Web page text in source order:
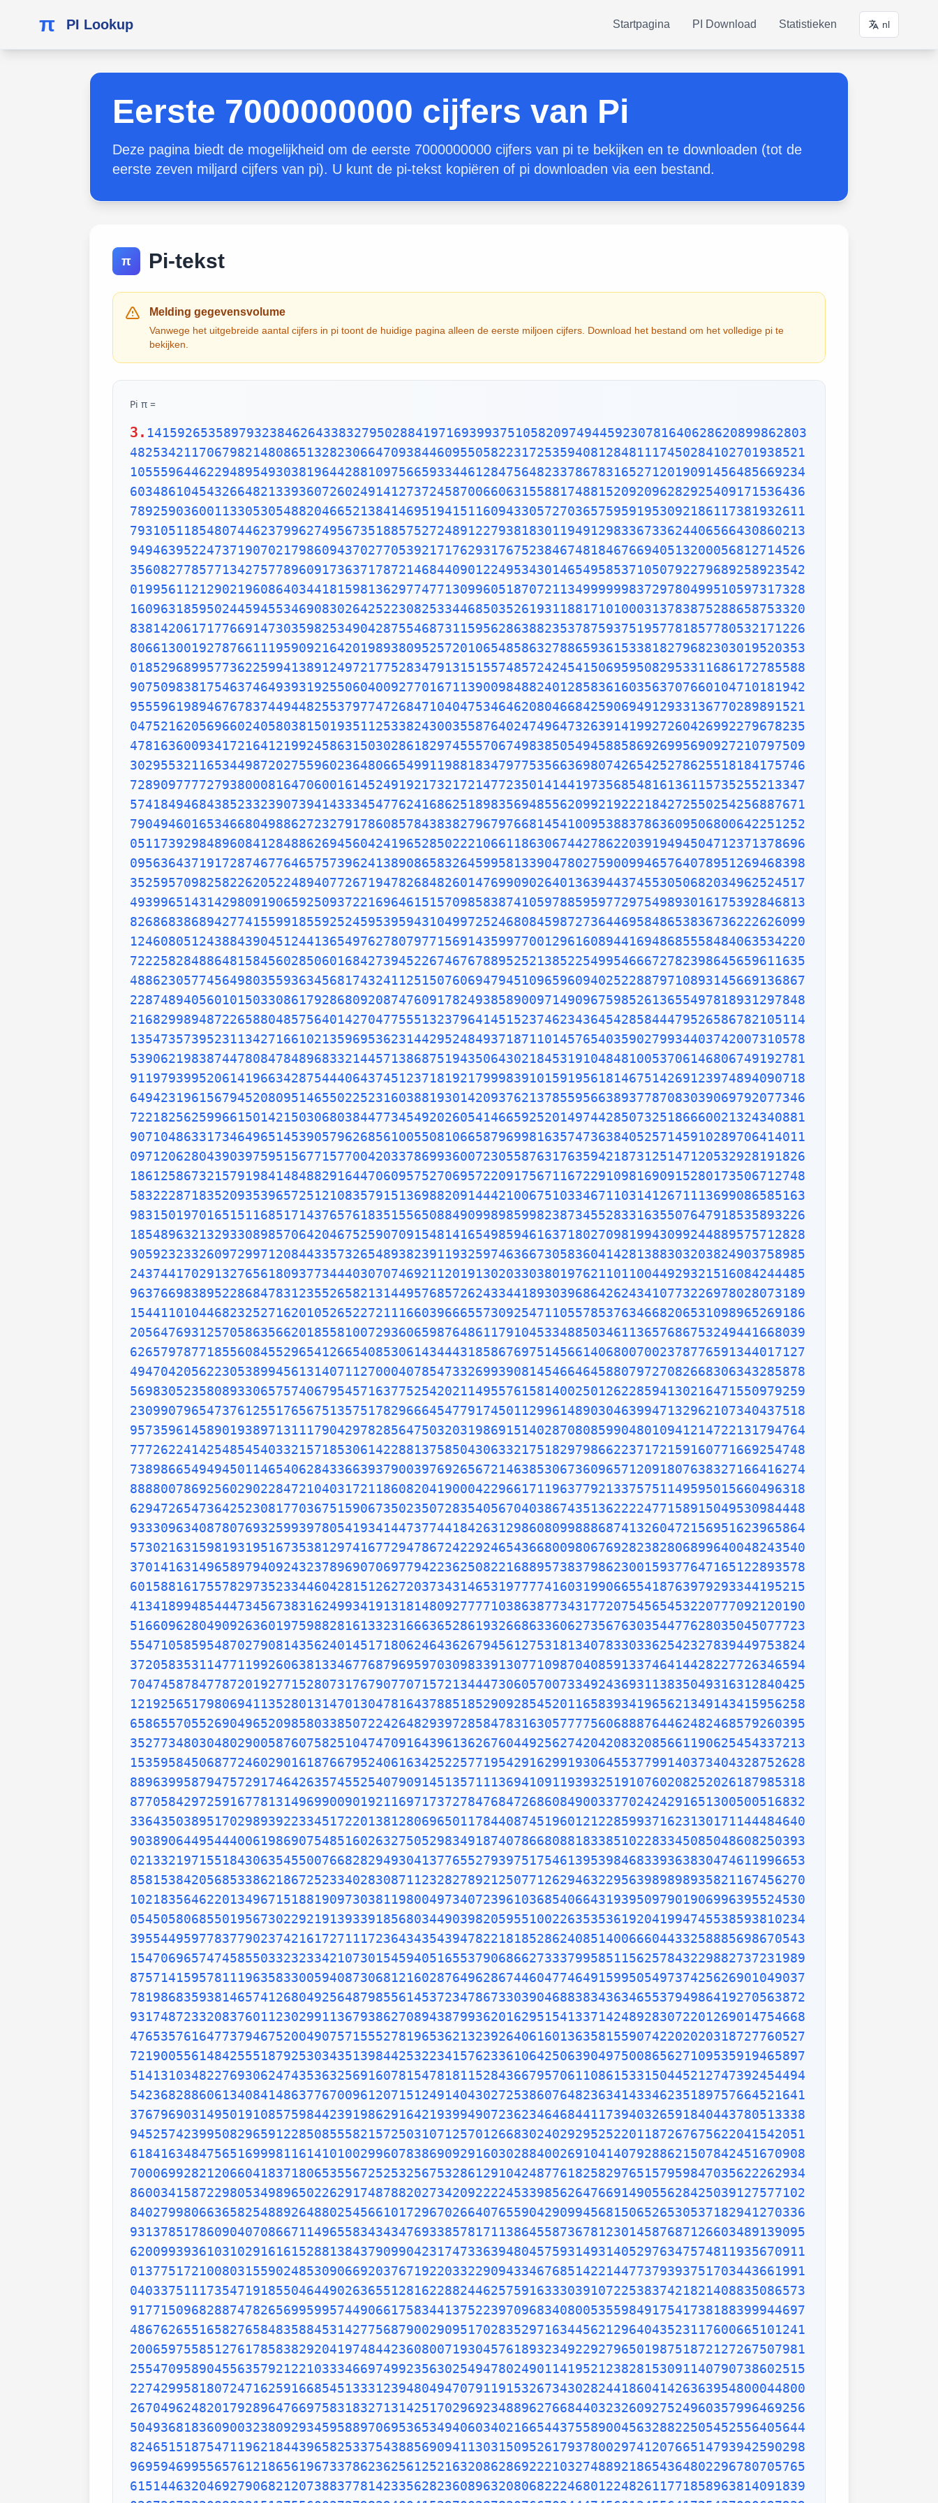
π PI Lookup Startpagina PI Download Statistieken nl
Eerste 7000000000 cijfers van Pi
Deze pagina biedt de mogelijkheid om de eerste 7000000000 cijfers van pi te bekijken en te downloaden (tot de
eerste zeven miljard cijfers van pi). U kunt de pi-tekst kopiëren of pi downloaden via een bestand.
π Pi-tekst
Melding gegevensvolume
Vanwege het uitgebreide aantal cijfers in pi toont de huidige pagina alleen de eerste miljoen cijfers. Download het bestand om het volledige pi te
bekijken.
Pi π =
3. 1415926535897932384626433832795028841971693993751058209749445923078164062862089986280348253421170679821480865132823066470938446095505822317253594081284811174502841027019385211055596446229489549303819644288109756659334461284756482337867831652712019091456485669234603486104543266482133936072602491412737245870066063155881748815209209628292540917153643678925903600113305305488204665213841469519415116094330572703657595919530921861173819326117931051185480744623799627495673518857527248912279381830119491298336733624406566430860213949463952247371907021798609437027705392171762931767523846748184676694051320005681271452635608277857713427577896091736371787214684409012249534301465495853710507922796892589235420199561121290219608640344181598136297747713099605187072113499999983729780499510597317328160963185950244594553469083026425223082533446850352619311881710100031378387528865875332083814206171776691473035982534904287554687311595628638823537875937519577818577805321712268066130019278766111959092164201989380952572010654858632788659361533818279682303019520353018529689957736225994138912497217752834791315155748572424541506959508295331168617278558890750983817546374649393192550604009277016711390098488240128583616035637076601047101819429555961989467678374494482553797747268471040475346462080466842590694912933136770289891521047521620569660240580381501935112533824300355876402474964732639141992726042699227967823547816360093417216412199245863150302861829745557067498385054945885869269956909272107975093029553211653449872027559602364806654991198818347977535663698074265425278625518184175746728909777727938000816470600161452491921732172147723501414419735685481613611573525521334757418494684385233239073941433345477624168625189835694855620992192221842725502542568876717904946016534668049886272327917860857843838279679766814541009538837863609506800642251252051173929848960841284886269456042419652850222106611863067442786220391949450471237137869609563643719172874677646575739624138908658326459958133904780275900994657640789512694683983525957098258226205224894077267194782684826014769909026401363944374553050682034962524517493996514314298091906592509372216964615157098583874105978859597729754989301617539284681382686838689427741559918559252459539594310499725246808459872736446958486538367362226260991246080512438843904512441365497627807977156914359977001296160894416948685558484063534220722258284886481584560285060168427394522674676788952521385225499546667278239864565961163548862305774564980355936345681743241125150760694794510965960940252288797108931456691368672287489405601015033086179286809208747609178249385890097149096759852613655497818931297848216829989487226588048575640142704775551323796414515237462343645428584447952658678210511413547357395231134271661021359695362314429524849371871101457654035902799344037420073105785390621983874478084784896833214457138687519435064302184531910484810053706146806749192781911979399520614196634287544406437451237181921799983910159195618146751426912397489409071864942319615679452080951465502252316038819301420937621378559566389377870830390697920773467221825625996615014215030680384477345492026054146659252014974428507325186660021324340881907104863317346496514539057962685610055081066587969981635747363840525714591028970641401109712062804390397595156771577004203378699360072305587631763594218731251471205329281918261861258673215791984148488291644706095752706957220917567116722910981690915280173506712748583222871835209353965725121083579151369882091444210067510334671103141267111369908658516398315019701651511685171437657618351556508849099898599823873455283316355076479185358932261854896321329330898570642046752590709154814165498594616371802709819943099244889575712828905923233260972997120844335732654893823911932597463667305836041428138830320382490375898524374417029132765618093773444030707469211201913020330380197621101100449293215160842444859637669838952286847831235526582131449576857262433441893039686426243410773226978028073189154411010446823252716201052652272111660396665573092547110557853763466820653109896526918620564769312570586356620185581007293606598764861179104533488503461136576867532494416680396265797877185560845529654126654085306143444318586769751456614068007002378776591344017127494704205622305389945613140711270004078547332699390814546646458807972708266830634328587856983052358089330657574067954571637752542021149557615814002501262285941302164715509792592309907965473761255176567513575178296664547791745011299614890304639947132962107340437518957359614589019389713111790429782856475032031986915140287080859904801094121472213179476477726224142548545403321571853061422881375850430633217518297986622371721591607716692547487389866549494501146540628433663937900397692656721463853067360965712091807638327166416274888800786925602902284721040317211860820419000422966171196377921337575114959501566049631862947265473642523081770367515906735023507283540567040386743513622224771589150495309844489333096340878076932599397805419341447377441842631298608099888687413260472156951623965864573021631598193195167353812974167729478672422924654366800980676928238280689964004824354037014163149658979409243237896907069779422362508221688957383798623001593776471651228935786015881617557829735233446042815126272037343146531977774160319906655418763979293344195215413418994854447345673831624993419131814809277771038638773431772075456545322077709212019051660962804909263601975988281613323166636528619326686336062735676303544776280350450777235547105859548702790814356240145171806246436267945612753181340783303362542327839449753824372058353114771199260638133467768796959703098339130771098704085913374641442822772634659470474587847787201927715280731767907707157213444730605700733492436931138350493163128404251219256517980694113528013147013047816437885185290928545201165839341965621349143415956258658655705526904965209858033850722426482939728584783163057777560688876446248246857926039535277348030480290058760758251047470916439613626760449256274204208320856611906254543372131535958450687724602901618766795240616342522577195429162991930645537799140373404328752628889639958794757291746426357455254079091451357111369410911939325191076020825202618798531887705842972591677813149699009019211697173727847684726860849003377024242916513005005168323364350389517029893922334517220138128069650117844087451960121228599371623130171144484640903890644954440061986907548516026327505298349187407866808818338510228334508504860825039302133219715518430635455007668282949304137765527939751754613953984683393638304746119966538581538420568533862186725233402830871123282789212507712629463229563989898935821167456270102183564622013496715188190973038119800497340723961036854066431939509790190699639552453005450580685501956730229219139339185680344903982059551002263535361920419947455385938102343955449597783779023742161727111723643435439478221818528624085140066604433258885698670543154706965747458550332323342107301545940516553790686627333799585115625784322988273723198987571415957811196358330059408730681216028764962867446047746491599505497374256269010490377819868359381465741268049256487985561453723478673303904688383436346553794986419270563872931748723320837601123029911367938627089438799362016295154133714248928307220126901475466847653576164773794675200490757155527819653621323926406160136358155907422020203187277605277219005561484255518792530343513984425322341576233610642506390497500865627109535919465897514131034822769306247435363256916078154781811528436679570611086153315044521274739245449454236828860613408414863776700961207151249140430272538607648236341433462351897576645216413767969031495019108575984423919862916421939949072362346468441173940326591840443780513338945257423995082965912285085558215725031071257012668302402929525220118726767562204154205161841634847565169998116141010029960783869092916030288400269104140792886215078424516709087000699282120660418371806535567252532567532861291042487761825829765157959847035622262934860034158722980534989650226291748788202734209222245339856264766914905562842503912757710284027998066365825488926488025456610172967026640765590429099456815065265305371829412703369313785178609040708667114965583434347693385781711386455873678123014587687126603489139095620099393610310291616152881384379099042317473363948045759314931405297634757481193567091101377517210080315590248530906692037671922033229094334676851422144773793937517034436619910403375111735471918550464490263655128162288244625759163330391072253837421821408835086573917715096828874782656995995744906617583441375223970968340800535598491754173818839994469748676265516582765848358845314277568790029095170283529716344562129640435231176006651012412006597558512761785838292041974844236080071930457618932349229279650198751872127267507981255470958904556357921221033346697499235630254947802490114195212382815309114079073860251522742995818072471625916685451333123948049470791191532673430282441860414263639548000448002670496248201792896476697583183271314251702969234889627668440323260927524960357996469256504936818360900323809293459588970695365349406034021665443755890045632882250545255640564482465151875471196218443965825337543885690941130315095261793780029741207665147939425902989695946995565761218656196733786236256125216320862869222103274889218654364802296780705765615144632046927906821207388377814233562823608963208068222468012248261177185896381409183903673672220888321513755600372798394004152970028783076670944474560134556417254370906979396122571429894671543578468788614445812314593571984922528471605049221242470141214780573455105008019086996033027634787081081754501193071412233908663938339529425786905076431006383519834389341596131854347546495569781038293097164651438407007073604112373599843452251610507027056235266012764848308407611830130527932054274628654036036745328651057065874882256981579367897669742205750596834408697350201410206723585020072452256326513410559240190274216248439140359989535394590944070469120914093870012645600162374288021092764579310657922955249887275846101264836999892256959688159205600101655256375678